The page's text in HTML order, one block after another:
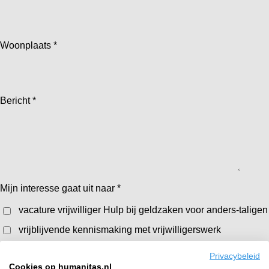
Woonplaats *
Bericht *
Mijn interesse gaat uit naar *
vacature vrijwilliger Hulp bij geldzaken voor anders-taligen
vrijblijvende kennismaking met vrijwilligerswerk
Privacybeleid
Cookies op humanitas.nl